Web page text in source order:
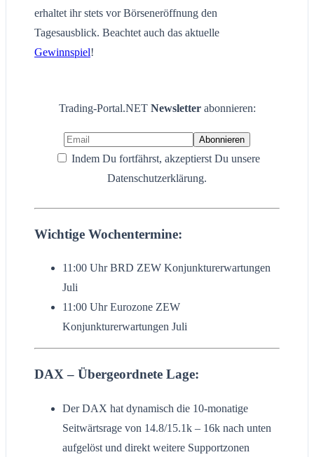
erhaltet ihr stets vor Börseneröffnung den
Tagesausblick. Beachtet auch das aktuelle
Gewinnspiel!
Trading-Portal.NET Newsletter abonnieren:
Indem Du fortfährst, akzeptierst Du unsere
Datenschutzerklärung.
Wichtige Wochentermine:
11:00 Uhr BRD ZEW Konjunkturerwartungen
Juli
11:00 Uhr Eurozone ZEW
Konjunkturerwartungen Juli
DAX – Übergeordnete Lage:
Der DAX hat dynamisch die 10-monatige
Seitwärtsrage von 14.8/15.1k – 16k nach unten
aufgelöst und direkt weitere Supportzonen